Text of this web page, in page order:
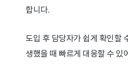
합니다.
도입 후 담당자가 쉽게 확인할
생했을 때 빠르게 대응할 수 있